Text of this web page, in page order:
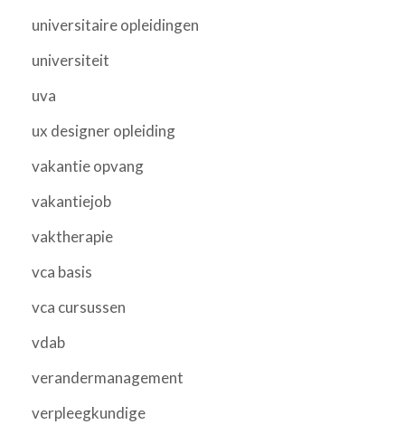
universitaire opleidingen
universiteit
uva
ux designer opleiding
vakantie opvang
vakantiejob
vaktherapie
vca basis
vca cursussen
vdab
verandermanagement
verpleegkundige